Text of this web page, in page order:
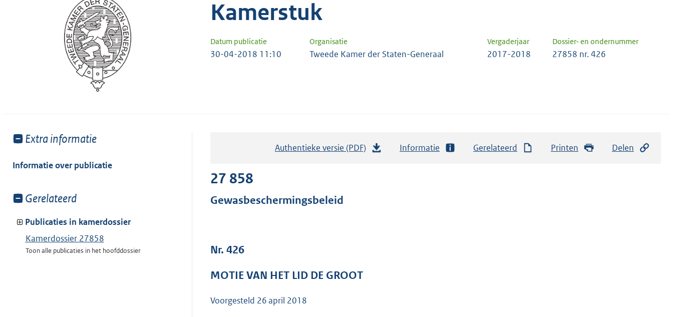
Kamerstuk
Datum publicatie Organisatie Vergaderjaar Dossier- en ondernummer
30-04-2018 11:10 Tweede Kamer der Staten-Generaal 2017-2018 27858 nr. 426
Toon
van:
Extra informatie
Informatie over publicatie
Toon
van:
Gerelateerd
Publicaties in kamerdossier
Kamerdossier 27858
Toon alle publicaties in het hoofddossier
Authentieke versie (PDF) Informatie Gerelateerd Printen Delen
27 858
Gewasbeschermingsbeleid
Nr. 426
MOTIE VAN HET LID DE GROOT
Voorgesteld 26 april 2018